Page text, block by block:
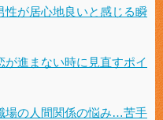
性が居心地良いと感じる瞬
が進まない時に見直すポイ
場の人間関係の悩み…苦手